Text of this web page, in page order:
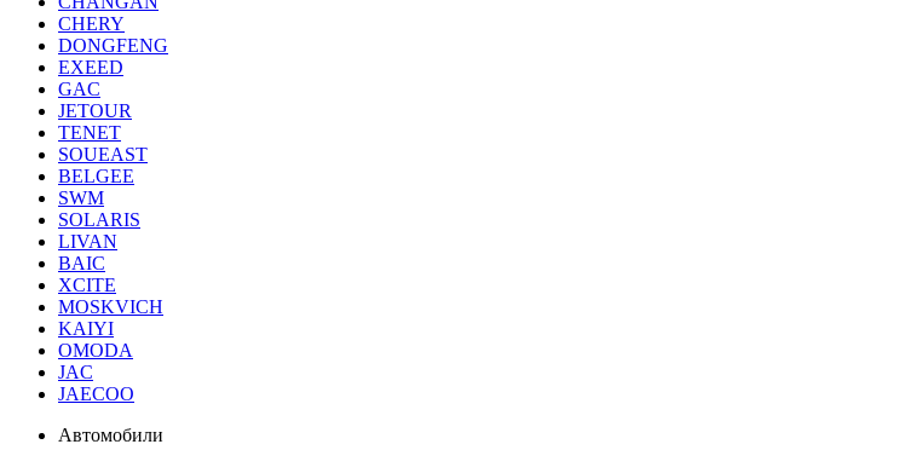
CHERY
DONGFENG
EXEED
GAC
JETOUR
TENET
SOUEAST
BELGEE
SWM
SOLARIS
LIVAN
BAIC
XCITE
MOSKVICH
KAIYI
OMODA
JAC
JAECOO
Автомобили